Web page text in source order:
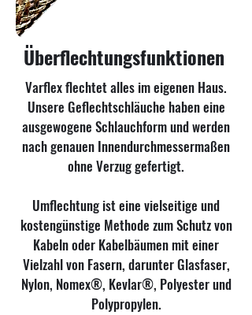
Überflechtungsfunktionen
Varflex flechtet alles im eigenen Haus.
Unsere Geflechtschläuche haben eine
ausgewogene Schlauchform und werden
nach genauen Innendurchmessermaßen
ohne Verzug gefertigt.
Umflechtung ist eine vielseitige und
kostengünstige Methode zum Schutz von
Kabeln oder Kabelbäumen mit einer
Vielzahl von Fasern, darunter Glasfaser,
Nylon, Nomex®, Kevlar®, Polyester und
Polypropylen.